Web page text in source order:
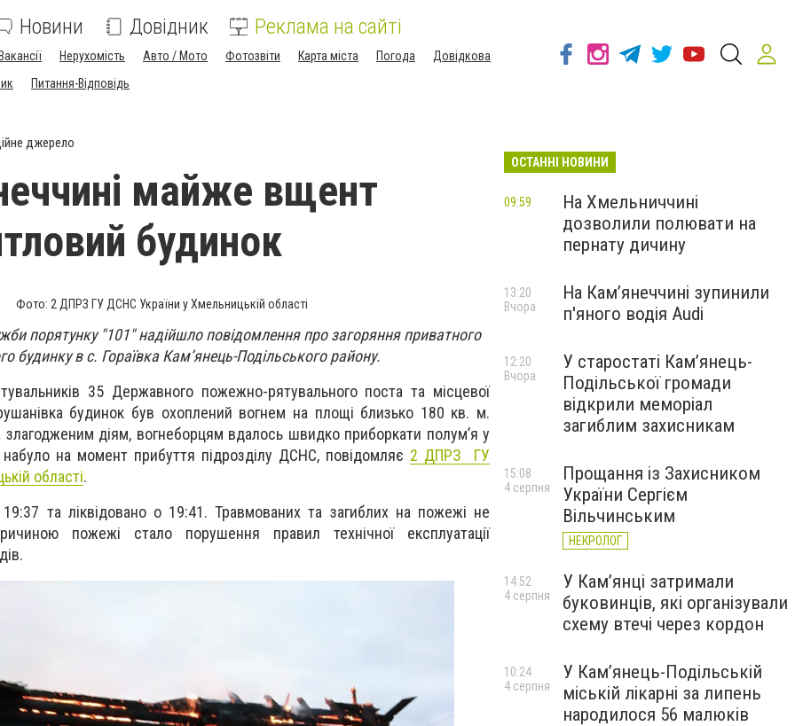
Новини Довідник Реклама на сайті
Нерухомість Авто / Мото Фотозвіти Карта міста Погода
Довідкова
Питання-Відповідь
джерело
майже вщент
будинок
Фото: 2 ДПРЗ ГУ ДСНС України у Хмельницькій області
порятунку "101" надійшло повідомлення про загоряння приватного
будинку в с. Гораївка Кам’янець-Подільського району.
35 Державного пожежно-рятувального поста та місцевої
будинок був охоплений вогнем на площі близько 180 кв. м.
діям, вогнеборцям вдалось швидко приборкати полум’я у
на момент прибуття підрозділу ДСНС, повідомляє 2 ДПРЗ ГУ
області.
та ліквідовано о 19:41. Травмованих та загиблих на пожежі не
пожежі стало порушення правил технічної експлуатації
ОСТАННІ НОВИНИ
На Хмельниччині
дозволили полювати на
пернату дичину
09:59
На Камʼянеччині зупинили
п'яного водія Audi
13:20
Вчора
У старостаті Кам’янець-
Подільської громади
відкрили меморіал
загиблим захисникам
12:20
Вчора
Прощання із Захисником
України Сергієм
Вільчинським
НЕКРОЛОГ
15:08
4 серпня
У Кам’янці затримали
буковинців, які організували
схему втечі через кордон
14:52
4 серпня
У Кам’янець-Подільській
міській лікарні за липень
народилося 56 малюків
10:24
4 серпня